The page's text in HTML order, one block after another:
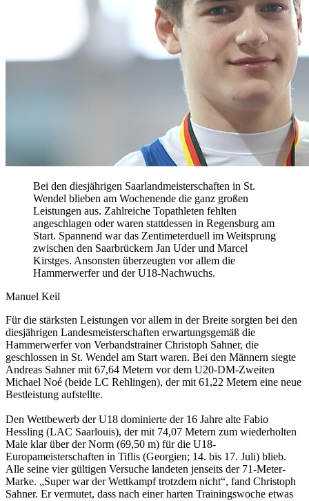
Bei den diesjährigen Saarlandmeisterschaften in St.
Wendel blieben am Wochenende die ganz großen
Leistungen aus. Zahlreiche Topathleten fehlten
angeschlagen oder waren stattdessen in Regensburg am
Start. Spannend war das Zentimeterduell im Weitsprung
zwischen den Saarbrückern Jan Uder und Marcel
Kirstges. Ansonsten überzeugten vor allem die
Hammerwerfer und der U18-Nachwuchs.
Manuel Keil
Für die stärksten Leistungen vor allem in der Breite sorgten bei den
diesjährigen Landesmeisterschaften erwartungsgemäß die
Hammerwerfer von Verbandstrainer Christoph Sahner, die
geschlossen in St. Wendel am Start waren. Bei den Männern siegte
Andreas Sahner mit 67,64 Metern vor dem U20-DM-Zweiten
Michael Noé (beide LC Rehlingen), der mit 61,22 Metern eine neue
Bestleistung aufstellte.
Den Wettbewerb der U18 dominierte der 16 Jahre alte Fabio
Hessling (LAC Saarlouis), der mit 74,07 Metern zum wiederholten
Male klar über der Norm (69,50 m) für die U18-
Europameisterschaften in Tiflis (Georgien; 14. bis 17. Juli) blieb.
Alle seine vier gültigen Versuche landeten jenseits der 71-Meter-
Marke. „Super war der Wettkampf trotzdem nicht“, fand Christoph
Sahner. Er vermutet, dass nach einer harten Trainingswoche etwas